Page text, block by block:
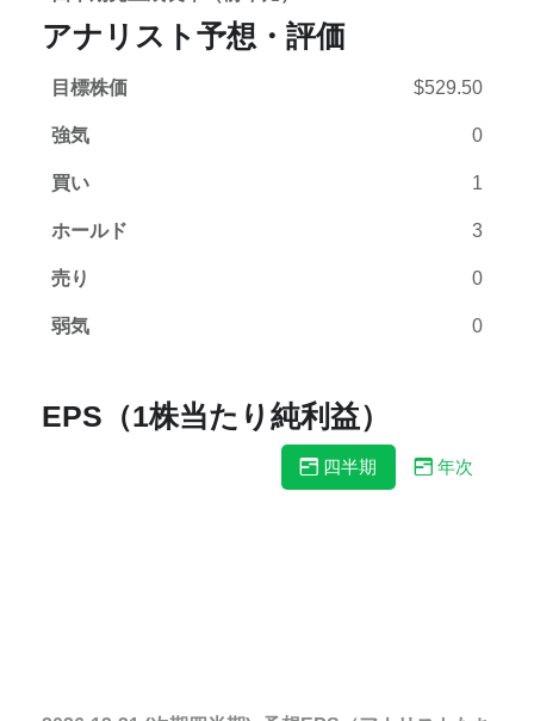
アナリスト予想・評価
目標株価 $529.50
強気 0
買い 1
ホールド 3
売り 0
弱気 0
EPS（1株当たり純利益）
四半期 年次